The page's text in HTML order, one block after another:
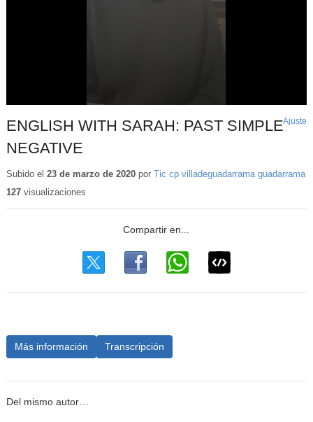
ENGLISH WITH SARAH: PAST SIMPLE
NEGATIVE
Ajuste
Subido el 23 de marzo de 2020por Tic cp villadeguadarrama guadarrama
127visualizaciones
Más información Transcripción
Del mismo autor…